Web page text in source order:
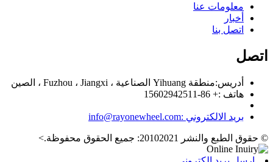
معلومات عنا
أخبار
اتصل بنا
اتصل
أدريس:منطقة Yihuang الصناعية ، Fuzhou ، Jiangxi ، الصين
هاتف :+ 86-15602942511
بريد الالكتروني :info@rayonewheel.com
© حقوق الطبع والنشر 20102021: جميع الحقوق محفوظة. >